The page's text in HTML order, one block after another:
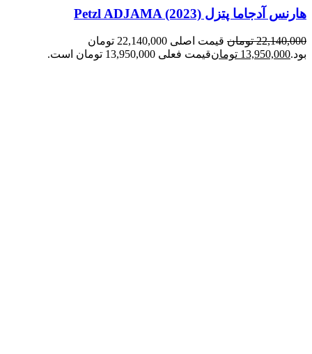
هارنس آدجاما پتزل Petzl ADJAMA (2023)
22,140,000 تومان
قیمت اصلی 22,140,000 تومان
بود.13,950,000 تومانقیمت فعلی 13,950,000 تومان است.